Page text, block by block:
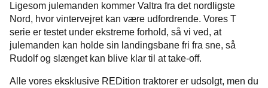
Ligesom julemanden kommer Valtra fra det nordligste
Nord, hvor vintervejret kan være udfordrende. Vores T
serie er testet under ekstreme forhold, så vi ved, at
julemanden kan holde sin landingsbane fri fra sne, så
Rudolf og slænget kan blive klar til at take-off.
Alle vores eksklusive REDition traktorer er udsolgt, men du